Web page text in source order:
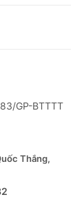
GP-BTTTT
Thắng,